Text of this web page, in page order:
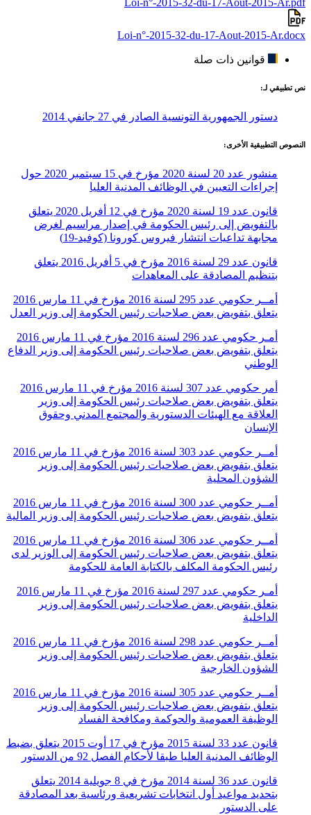
Loi-n°-2015-32-du-17-Aout-2015-Ar.docx
قوانين ذات صلة
نص تطبيقي لـ:
دستور الجمهورية التونسية الصادر في 27 جانفي 2014
النصوص التطبيقية الأخرى:
منشور عدد 20 لسنة 2020 مؤرخ في 15 سبتمبر 2020 حول
إجراءات التعيين في الوظائف المدنية العليا
قانون عدد 19 لسنة 2020 مؤرخ في 12 أفريل 2020 يتعلق
بالتفويض إلى رئيس الحكومة في إصدار مراسيم لغرض
مجابهة تداعيات انتشار فيروس كورونا (كوفيد-19)
قانون عدد 29 لسنة 2016 مؤرخ في 5 أفريل 2016 يتعلق
بتنظيم المصادقة على المعاهدات
أمــر حكومي عدد 295 لسنة 2016 مؤرخ في 11 مارس 2016
يتعلق بتفويض بعض صلاحيات رئيس الحكومة إلى وزير العدل
أمـر حكومي عدد 296 لسنة 2016 مؤرخ في 11 مارس 2016
يتعلق بتفويض بعض صلاحيات رئيس الحكومة إلى وزير الدفاع
الوطني
أمر حكومي عدد 307 لسنة 2016 مؤرخ في 11 مارس 2016
يتعلق بتفويض بعض صلاحيات رئيس الحكومة إلى وزير
العلاقة مع الهيئات الدستورية والمجتمع المدني وحقوق
الإنسان
أمــر حكومي عدد 303 لسنة 2016 مؤرخ في 11 مارس 2016
يتعلق بتفويض بعض صلاحيات رئيس الحكومة إلى وزير
الشؤون المحلية
أمــر حكومي عدد 300 لسنة 2016 مؤرخ في 11 مارس 2016
يتعلق بتفويض بعض صلاحيات رئيس الحكومة إلى وزير المالية
أمــر حكومي عدد 306 لسنة 2016 مؤرخ في 11 مارس 2016
يتعلق بتفويض بعض صلاحيات رئيس الحكومة إلى الوزير لدى
رئيس الحكومة المكلف بالكتابة العامة للحكومة
أمـر حكومي عدد 297 لسنة 2016 مؤرخ في 11 مارس 2016
يتعلق بتفويض بعض صلاحيات رئيس الحكومة إلى وزير
الداخلية
أمــر حكومي عدد 298 لسنة 2016 مؤرخ في 11 مارس 2016
يتعلق بتفويض بعض صلاحيات رئيس الحكومة إلى وزير
الشؤون الخارجية
أمــر حكومي عدد 305 لسنة 2016 مؤرخ في 11 مارس 2016
يتعلق بتفويض بعض صلاحيات رئيس الحكومة إلى وزير
الوظيفة العمومية والحوكمة ومكافحة الفساد
قانون عدد 33 لسنة 2015 مؤرخ في 17 أوت 2015 يتعلق بضبط
الوظائف المدنية العليا طبقا لأحكام الفصل 92 من الدستور
قانون عدد 36 لسنة 2014 مؤرخ في 8 جويلية 2014 يتعلق
بتحديد مواعيد أول انتخابات تشريعية ورئاسية بعد المصادقة
على الدستور